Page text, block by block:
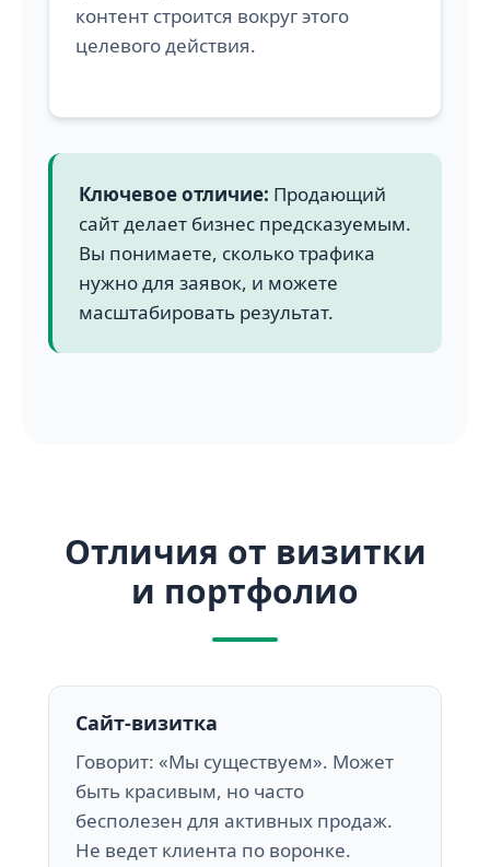
контент строится вокруг этого
целевого действия.
Ключевое отличие: Продающий
сайт делает бизнес предсказуемым.
Вы понимаете, сколько трафика
нужно для заявок, и можете
масштабировать результат.
Отличия от визитки
и портфолио
Сайт-визитка
Говорит: «Мы существуем». Может
быть красивым, но часто
бесполезен для активных продаж.
Не ведет клиента по воронке.